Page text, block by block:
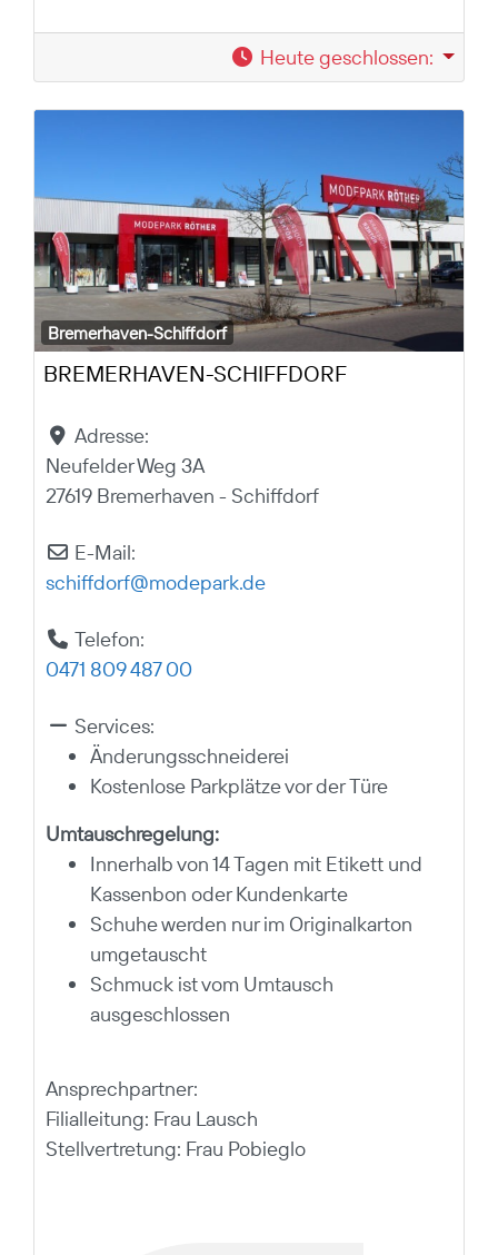
Heute geschlossen:
Bremerhaven-Schiffdorf
BREMERHAVEN-SCHIFFDORF
Adresse:
Neufelder Weg 3A
27619 Bremerhaven - Schiffdorf
E-Mail:
schiffdorf@modepark.de
Telefon:
0471 809 487 00
Services:
Änderungsschneiderei
Kostenlose Parkplätze vor der Türe
Umtauschregelung:
Innerhalb von 14 Tagen mit Etikett und
Kassenbon oder Kundenkarte
Schuhe werden nur im Originalkarton
umgetauscht
Schmuck ist vom Umtausch
ausgeschlossen
Ansprechpartner:
Filialleitung: Frau Lausch
Stellvertretung: Frau Pobieglo